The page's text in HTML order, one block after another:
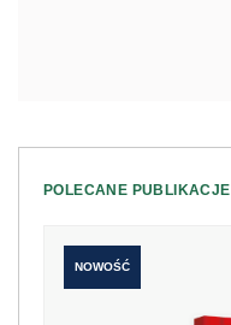
POLECANE PUBLIKACJE
NOWOŚĆ